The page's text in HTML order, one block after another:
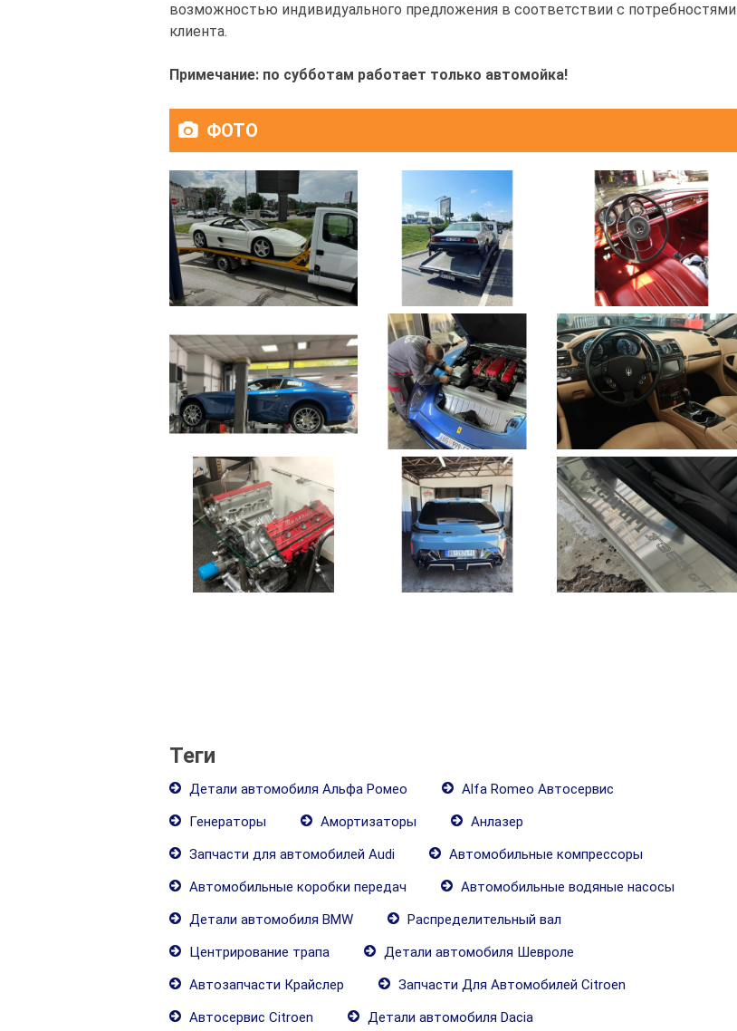
возможностью индивидуального предложения в соответствии с потребностями
клиента.
Примечание: по субботам работает только автомойка!
ФОТО
Теги
Детали автомобиля Альфа Ромео
Alfa Romeo Автосервис
Генераторы
Амортизаторы
Анлазер
Запчасти для автомобилей Audi
Автомобильные компрессоры
Автомобильные коробки передач
Автомобильные водяные насосы
Детали автомобиля BMW
Распределительный вал
Центрирование трапа
Детали автомобиля Шевроле
Автозапчасти Крайслер
Запчасти Для Автомобилей Citroen
Автосервис Citroen
Детали автомобиля Dacia